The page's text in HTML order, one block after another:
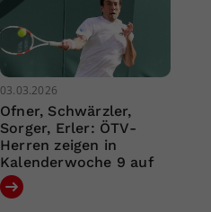
03.03.2026
Ofner, Schwärzler,
Sorger, Erler: ÖTV-
Herren zeigen in
Kalenderwoche 9 auf